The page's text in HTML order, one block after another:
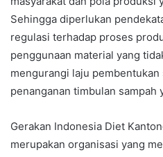
Sehingga diperlukan
regulasi terhadap proses
penggunaan material yang
mengurangi laju
penanganan timbulan sampah
Gerakan Indonesia Diet
merupakan organisasi yang